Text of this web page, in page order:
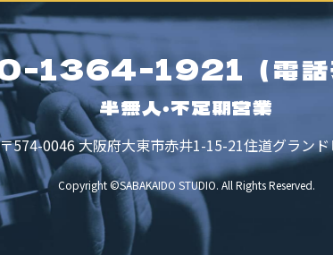
1364-1921 （電
半無人・不定期営業
〒574-0046大阪府大東市赤井1-15-21住道グラン
Copyright ©SABAKAIDO STUDIO.All Rights Reserved.